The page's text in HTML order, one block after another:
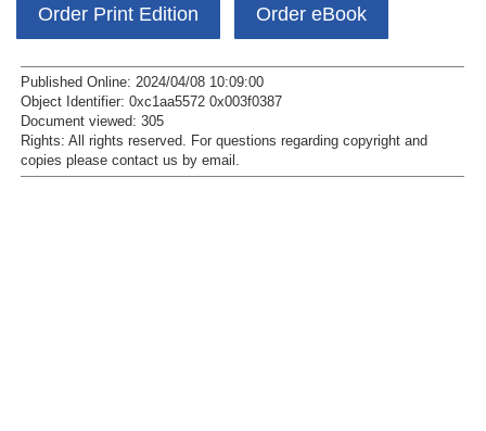
Order Print Edition Order eBook
Published Online: 2024/04/08 10:09:00
Object Identifier: 0xc1aa5572 0x003f0387
Document viewed: 305
Rights: All rights reserved.
For questions regarding copyright and
copies please contact us by email